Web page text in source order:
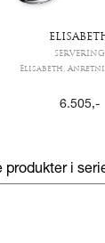
SERVERING
Elisabeth,
6.505,-
produkter i